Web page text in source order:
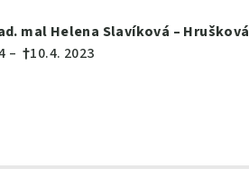
mal Helena Slavíková – Hrušková
–†10.4. 2023